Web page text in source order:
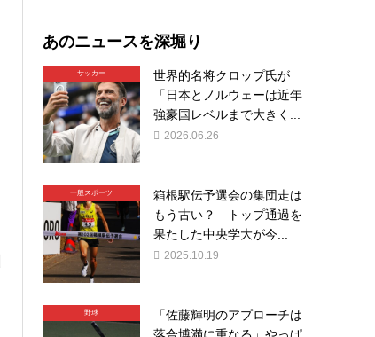
あのニュースを深堀り
サッカー
世界的名将クロップ氏が
「日本とノルウェーは近年
強豪国レベルまで大きく...
2026.06.26
一般スポーツ
箱根駅伝予選会の集団走は
もう古い？ トップ通過を
果たした中央学大が今...
2025.10.19
野球
「佐藤輝明のアプローチは